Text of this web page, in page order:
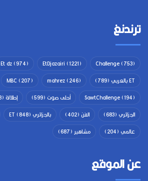
ترندنغ
Challenge(753)
EtDjazairi (1221)
Et dz(974)
ET بالعربي
(789)
mahrez(246)
MBC(207)
SawtChallenge(194) أحلى صوت (599) إطلالة (378)
الجزائري (683) الفن (402) بالجزائري ET (848)
عالمي (204) مشاهير (687)
عن الموقع